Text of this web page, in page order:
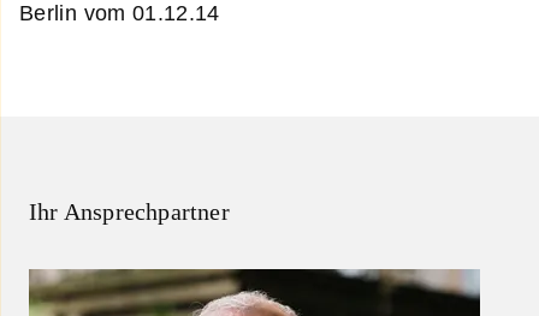
Berlin vom 01.12.14
Ihr Ansprechpartner